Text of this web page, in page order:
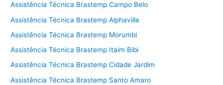
Assistência Técnica Brastemp Campo Belo
Assistência Técnica Brastemp Alphaville
Assistência Técnica Brastemp Morumbi
Assistência Técnica Brastemp Itaim Bibi
Assistência Técnica Brastemp Cidade Jardim
Assistência Técnica Brastemp Santo Amaro